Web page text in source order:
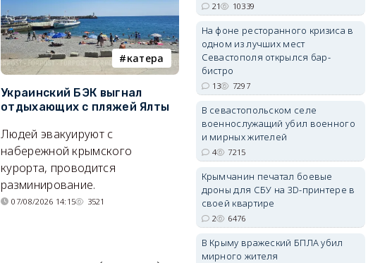
катера
Украинский БЭК выгнал
отдыхающих с пляжей Ялты
Людей эвакуируют с
набережной крымского
курорта, проводится
разминирование.
07/08/2026 14:15 3521
электроснабжение
Губернатор Севастополя
рассказал о перспективах
электроснабжения города
Энергетики, подчеркнул он,
делают практически
невозможное.
07/08/2026 10:13
erid: 2SDnjdvhGXG
21 10339
На фоне ресторанного кризиса в
одном из лучших мест
Севастополя открылся бар-
бистро
13 7297
В севастопольском селе
военнослужащий убил военного
и мирных жителей
4 7215
Крымчанин печатал боевые
дроны для СБУ на 3D-принтере в
своей квартире
2 6476
В Крыму вражеский БПЛА убил
мирного жителя